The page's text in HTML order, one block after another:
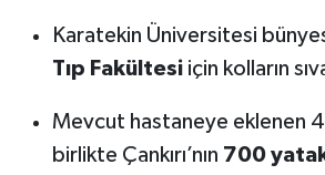
Karatekin Üniversitesi
Tıp Fakültesiiçin kolların
Mevcut hastaneye eklenen
birlikte Çankırı’nın 700